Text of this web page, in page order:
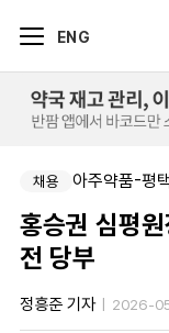
ENG
채용 아주약품-평
홍승권 심평
전 당부
정흥준 기자 2026-